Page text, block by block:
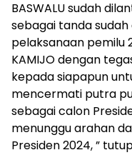
BASWALU sudah
sebagai tanda
pelaksanaan pemilu
KAMIJO dengan
kepada siapapun
mencermati putra
sebagai calon
menunggu arahan
Presiden 2024, ”